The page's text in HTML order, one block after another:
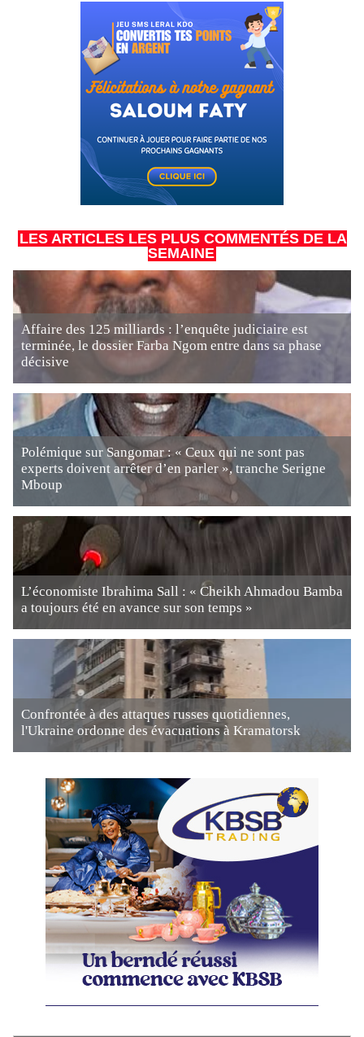
LES ARTICLES LES PLUS COMMENTÉS DE LA
SEMAINE
Affaire des 125 milliards : l’enquête judiciaire est
terminée, le dossier Farba Ngom entre dans sa phase
décisive
Polémique sur Sangomar : « Ceux qui ne sont pas
experts doivent arrêter d’en parler », tranche Serigne
Mboup
L’économiste Ibrahima Sall : « Cheikh Ahmadou Bamba
a toujours été en avance sur son temps »
Confrontée à des attaques russes quotidiennes,
l'Ukraine ordonne des évacuations à Kramatorsk